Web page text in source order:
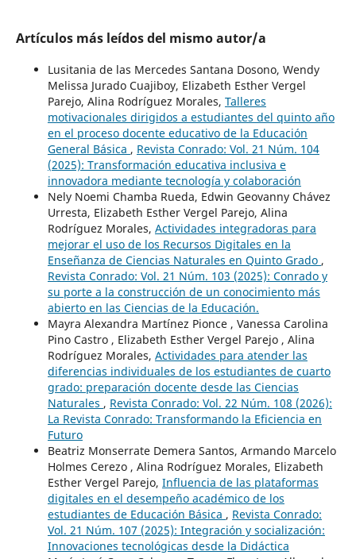
Artículos más leídos del mismo autor/a
Lusitania de las Mercedes Santana Dosono, Wendy
Melissa Jurado Cuajiboy, Elizabeth Esther Vergel
Parejo, Alina Rodríguez Morales, Talleres
motivacionales dirigidos a estudiantes del quinto año
en el proceso docente educativo de la Educación
General Básica , Revista Conrado: Vol. 21 Núm. 104
(2025): Transformación educativa inclusiva e
innovadora mediante tecnología y colaboración
Nely Noemi Chamba Rueda, Edwin Geovanny Chávez
Urresta, Elizabeth Esther Vergel Parejo, Alina
Rodríguez Morales, Actividades integradoras para
mejorar el uso de los Recursos Digitales en la
Enseñanza de Ciencias Naturales en Quinto Grado ,
Revista Conrado: Vol. 21 Núm. 103 (2025): Conrado y
su porte a la construcción de un conocimiento más
abierto en las Ciencias de la Educación.
Mayra Alexandra Martínez Pionce , Vanessa Carolina
Pino Castro , Elizabeth Esther Vergel Parejo , Alina
Rodríguez Morales, Actividades para atender las
diferencias individuales de los estudiantes de cuarto
grado: preparación docente desde las Ciencias
Naturales , Revista Conrado: Vol. 22 Núm. 108 (2026):
La Revista Conrado: Transformando la Eficiencia en
Futuro
Beatriz Monserrate Demera Santos, Armando Marcelo
Holmes Cerezo , Alina Rodríguez Morales, Elizabeth
Esther Vergel Parejo, Influencia de las plataformas
digitales en el desempeño académico de los
estudiantes de Educación Básica , Revista Conrado:
Vol. 21 Núm. 107 (2025): Integración y socialización:
Innovaciones tecnológicas desde la Didáctica